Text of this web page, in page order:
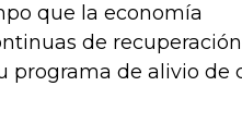
que la economía
de
programa de alivio de